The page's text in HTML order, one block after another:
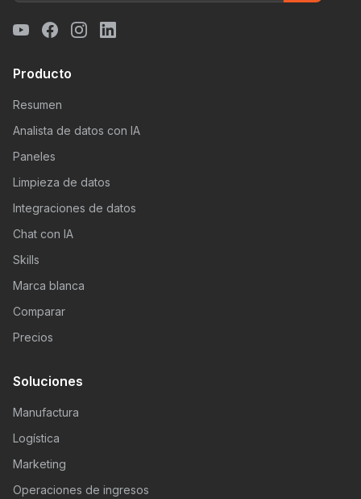
Producto
Resumen
Analista de datos con IA
Paneles
Limpieza de datos
Integraciones de datos
Chat con IA
Skills
Marca blanca
Comparar
Precios
Soluciones
Manufactura
Logística
Marketing
Operaciones de ingresos